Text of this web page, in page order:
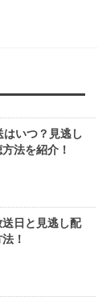
いつ？見逃し
法を紹介！
日と見逃し配
！